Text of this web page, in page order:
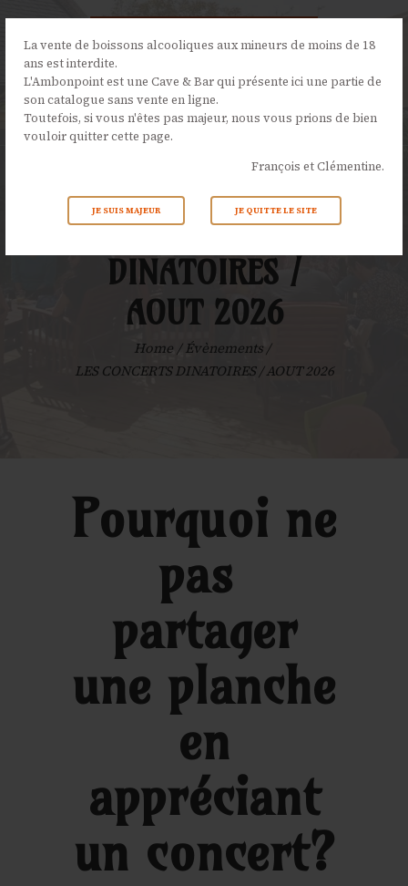
La vente de boissons alcooliques aux mineurs de moins de 18
ans est interdite.
L'Ambonpoint est une Cave & Bar qui présente ici une partie de
son catalogue sans vente en ligne.
Toutefois, si vous n'êtes pas majeur, nous vous prions de bien
vouloir quitter cette page.
François et Clémentine.
JE SUIS MAJEUR JE QUITTE LE SITE
LES CONCERTS
DINATOIRES /
AOUT 2026
Home
Évènements
LES CONCERTS DINATOIRES / AOUT 2026
L’AMBONPOINT
LA CAVE
NOS ÉVÉNEMENTS
ACTUALITÉS
CONTACTS
Pourquoi ne
pas
partager
une planche
en
appréciant
un concert?